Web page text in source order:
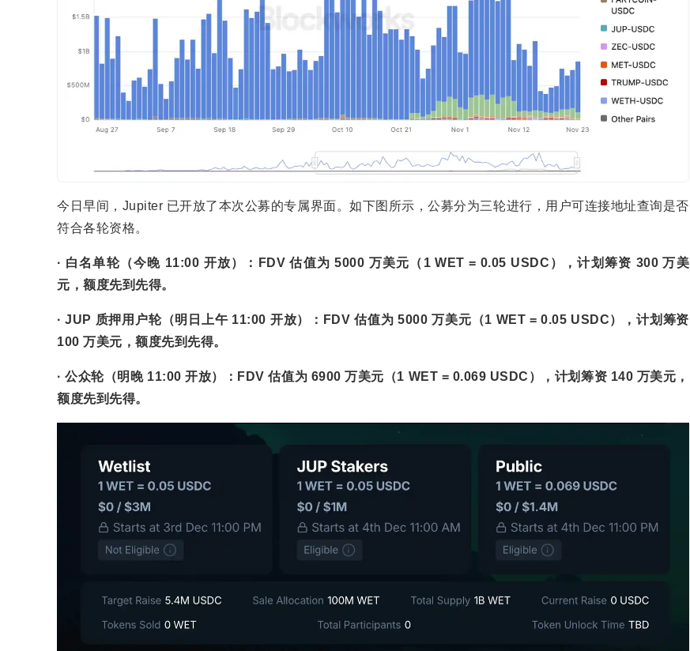
今日早间，Jupiter 已开放了本次公募的专属界面。如下图所示，公募分为三轮进行，用户可连接地址查询是否
符合各轮资格。
· 白名单轮（今晚 11:00 开放）：FDV 估值为 5000 万美元（1 WET = 0.05 USDC），计划筹资 300 万美
元，额度先到先得。
· JUP 质押用户轮（明日上午 11:00 开放）：FDV 估值为 5000 万美元（1 WET = 0.05 USDC），计划筹资
100 万美元，额度先到先得。
· 公众轮（明晚 11:00 开放）：FDV 估值为 6900 万美元（1 WET = 0.069 USDC），计划筹资 140 万美元，
额度先到先得。